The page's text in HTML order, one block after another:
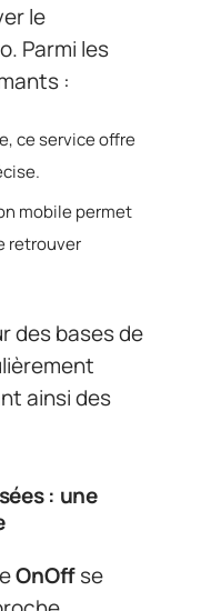
le
Parmi les
:
ce service offre
mobile permet
retrouver
des bases de
ainsi des
: une
OnOffse